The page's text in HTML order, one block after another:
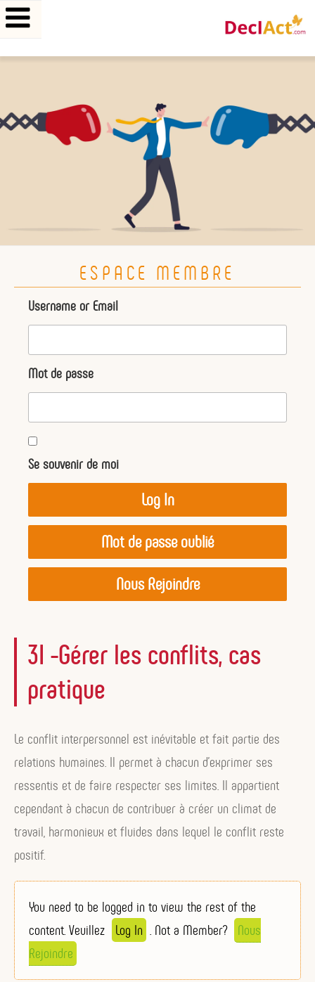
contenu
principal
ESPACE MEMBRE
Username or Email
Mot de passe
Se souvenir de moi
Mot de passe oublié
Nous Rejoindre
3I -Gérer les conflits, cas
pratique
Le conflit interpersonnel est inévitable et fait partie des
relations humaines. Il permet à chacun d’exprimer ses
ressentis et de faire respecter ses limites. Il appartient
cependant à chacun de contribuer à créer un climat de
travail, harmonieux et fluides dans lequel le conflit reste
positif.
You need to be logged in to view the rest of the
content. Veuillez
Log In . Not a Member?
Nous
Rejoindre